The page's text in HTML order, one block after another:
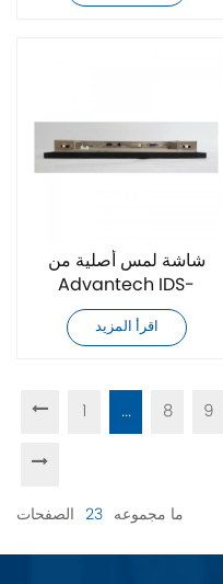
شاشة لمس أصلية من
Advantech IDS-
3218WP-30HDA1
اقرأ المزيد
1 ... 8 9
ما مجموعه 23 الصفحات